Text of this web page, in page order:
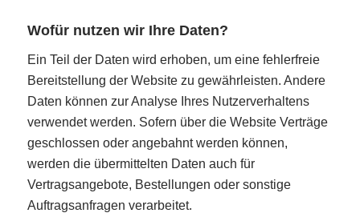
Wofür nutzen wir Ihre Daten?
Ein Teil der Daten wird erhoben, um eine fehlerfreie
Bereitstellung der Website zu gewährleisten. Andere
Daten können zur Analyse Ihres Nutzerverhaltens
verwendet werden. Sofern über die Website Verträge
geschlossen oder angebahnt werden können,
werden die übermittelten Daten auch für
Vertragsangebote, Bestellungen oder sonstige
Auftragsanfragen verarbeitet.